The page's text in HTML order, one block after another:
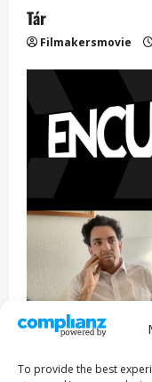
To provide the best
Tár
Filmakersmovie
Entrevista